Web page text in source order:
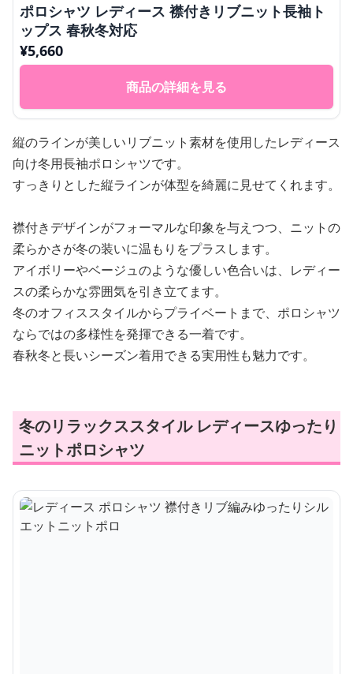
ポロシャツ レディース 襟付きリブニット長袖ト
ップス 春秋冬対応
¥5,660
商品の詳細を見る
縦のラインが美しいリブニット素材を使用したレディース
向け冬用長袖ポロシャツです。
すっきりとした縦ラインが体型を綺麗に見せてくれます。
襟付きデザインがフォーマルな印象を与えつつ、ニットの
柔らかさが冬の装いに温もりをプラスします。
アイボリーやベージュのような優しい色合いは、レディー
スの柔らかな雰囲気を引き立てます。
冬のオフィススタイルからプライベートまで、ポロシャツ
ならではの多様性を発揮できる一着です。
春秋冬と長いシーズン着用できる実用性も魅力です。
冬のリラックススタイル レディースゆったり
ニットポロシャツ